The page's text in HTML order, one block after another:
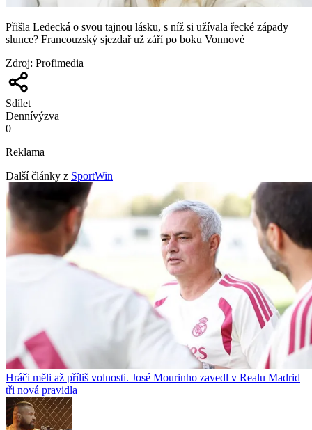
Přišla Ledecká o svou tajnou lásku, s níž si užívala řecké západy
slunce? Francouzský sjezdař už září po boku Vonnové
Zdroj: Profimedia
Sdílet
Dennívýzva
0
Reklama
Další články z SportWin
Hráči měli až příliš volnosti. José Mourinho zavedl v Realu Madrid
tři nová pravidla